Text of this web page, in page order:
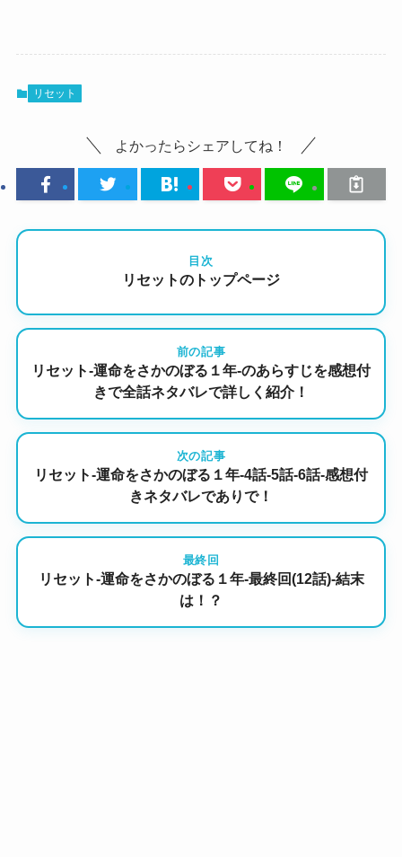
リセット
よかったらシェアしてね！
目次
リセットのトップページ
前の記事
リセット-運命をさかのぼる１年-のあらすじを感想付
きで全話ネタバレで詳しく紹介！
次の記事
リセット-運命をさかのぼる１年-4話-5話-6話-感想付
きネタバレでありで！
最終回
リセット-運命をさかのぼる１年-最終回(12話)-結末
は！？